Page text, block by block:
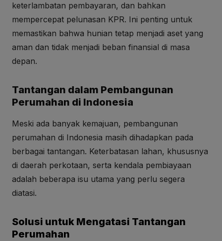
keterlambatan pembayaran, dan bahkan
mempercepat pelunasan KPR. Ini penting untuk
memastikan bahwa hunian tetap menjadi aset yang
aman dan tidak menjadi beban finansial di masa
depan.
Tantangan dalam Pembangunan
Perumahan di Indonesia
Meski ada banyak kemajuan, pembangunan
perumahan di Indonesia masih dihadapkan pada
berbagai tantangan. Keterbatasan lahan, khususnya
di daerah perkotaan, serta kendala pembiayaan
adalah beberapa isu utama yang perlu segera
diatasi.
Solusi untuk Mengatasi Tantangan
Perumahan